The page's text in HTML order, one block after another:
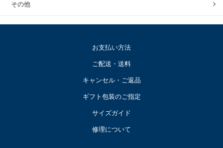
その他
お支払い方法
ご配送・送料
キャンセル・ご返品
ギフト包装のご指定
サイズガイド
修理について